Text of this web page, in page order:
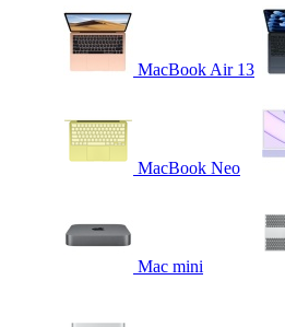
MacBook Air 13
MacBook Neo
Mac mini